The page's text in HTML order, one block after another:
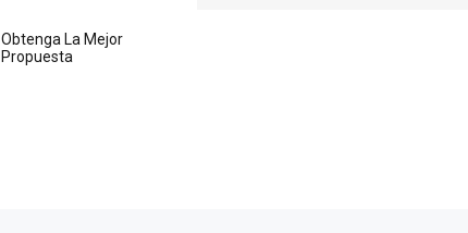
Obtenga La Mejor
Propuesta